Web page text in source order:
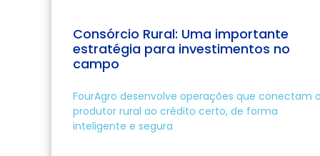
Consórcio Rural: Uma importante
estratégia para investimentos no
campo
FourAgro desenvolve operações que conectam
produtor rural ao crédito certo, de forma
inteligente e segura